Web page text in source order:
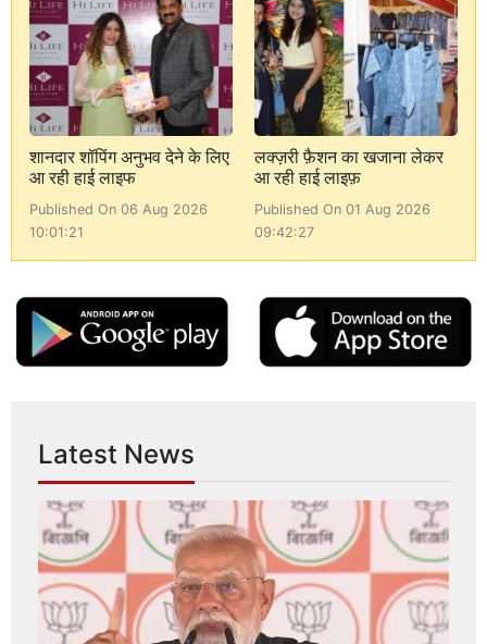
शानदार शॉपिंग अनुभव देने के लिए
आ रही हाई लाइफ
Published On 06 Aug 2026
10:01:21
लक्ज़री फ़ैशन का खजाना लेकर
आ रही हाई लाइफ़
Published On 01 Aug 2026
09:42:27
Latest News